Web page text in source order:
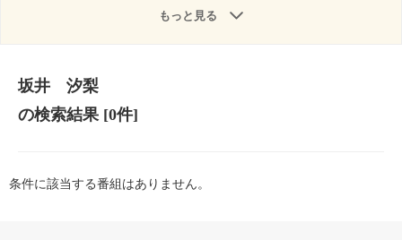
もっと見る
坂井 汐梨
の検索結果[0件]
条件に該当する番組はありません。